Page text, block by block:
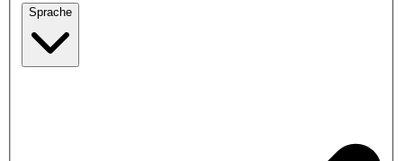
Sprache